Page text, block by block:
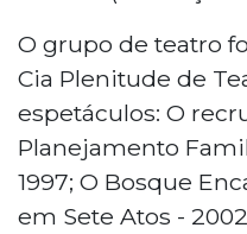
O grupo de teatro
Cia Plenitude de
espetáculos: O
Planejamento
1997; O Bosque
em Sete Atos -